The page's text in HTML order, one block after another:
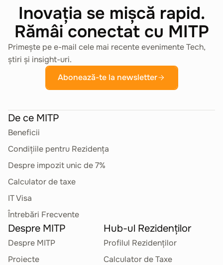
Inovația se mișcă rapid.
Rămâi conectat cu MITP
Primește pe e-mail cele mai recente evenimente Tech,
știri și insight-uri.
Abonează-te la newsletter
De ce MITP
Beneficii
Condițiile pentru Rezidența
Despre impozit unic de 7%
Calculator de taxe
IT Visa
Întrebări Frecvente
Despre MITP
Despre MITP
Proiecte
Hub-ul Rezidenților
Profilul Rezidenților
Calculator de Taxe